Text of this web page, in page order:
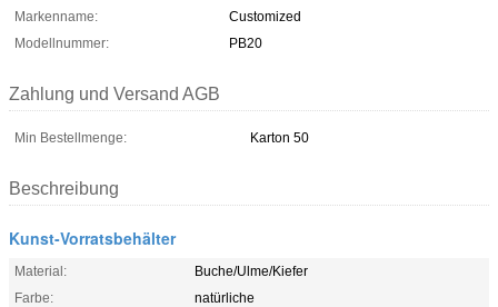
Markenname:
Customized
Modellnummer:
PB20
Zahlung und Versand AGB
Min Bestellmenge: Karton 50
Beschreibung
Kunst-Vorratsbehälter
Material:
Buche/Ulme/Kiefer
Farbe:
natürliche